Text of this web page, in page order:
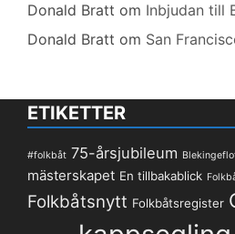
Donald Bratt om Inbjudan till
Donald Bratt om San
ETIKETTER
#folkbåt 75-årsjubileum
mästerskapet En tillbakablick
Folkbåtsnytt Folkbåtsregister